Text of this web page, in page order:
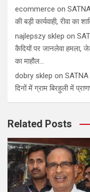
ecommerce on
की बड़ी कार्यवाही, रीवा का
najlepszy sklep on
कैदियों पर जानलेवा हमला,
का माहौल…
dobry sklep on SATNA
दिनों में ग्राम बिरहुली में
Related Posts